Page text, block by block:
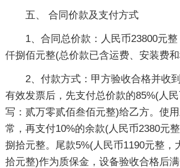
五、 合同价款及支付方式
1、合同总价款：人民币23800元
仟捌佰元整(总价款已含运费、安装费
2、付款方式：甲方验收合格并收
有效发票后，先支付总价款的85%(人
写：贰万零贰佰叁佰元整)给乙方。使
常，再支付10%的余款(人民币2380元
捌拾元整。尾款5%(人民币1190元整，
拾元整)作为质保金，设备验收合格后满